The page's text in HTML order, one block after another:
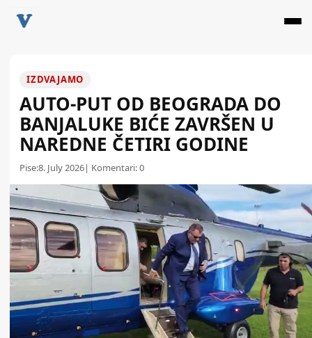
IZDVAJAMO
AUTO-PUT OD BEOGRADA DO
BANJALUKE BIĆE ZAVRŠEN U
NAREDNE ČETIRI GODINE
Pise:8. July 2026| Komentari:0